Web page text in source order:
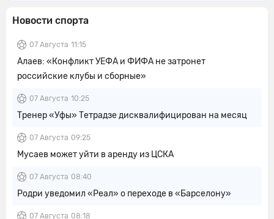
Новости спорта
07 Августа 11:15
Алаев: «Конфликт УЕФА и ФИФА не затронет
российские клубы и сборные»
07 Августа 10:25
Тренер «Уфы» Тетрадзе дисквалифицирован на месяц
07 Августа 09:25
Мусаев может уйти в аренду из ЦСКА
07 Августа 08:40
Родри уведомил «Реал» о переходе в «Барселону»
07 Августа 08:18